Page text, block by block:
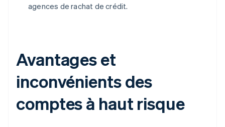
agences de rachat de crédit.
Avantages et
inconvénients des
comptes à haut risque